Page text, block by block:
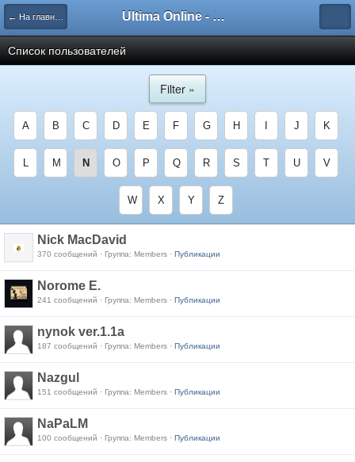
← На главную Ultima Online - Форум Русского сообщества игры
Список пользователей
Filter »
A B C D E F G H J K
L M N O P Q R S T U V
W X Y Z
Nick MacDavid
370 сообщений · Группа: Members · Публикации
Norome E.
241 сообщений · Группа: Members · Публикации
nynok ver.1.1a
187 сообщений · Группа: Members · Публикации
Nazgul
151 сообщений · Группа: Members · Публикации
NaPaLM
100 сообщений · Группа: Members · Публикации